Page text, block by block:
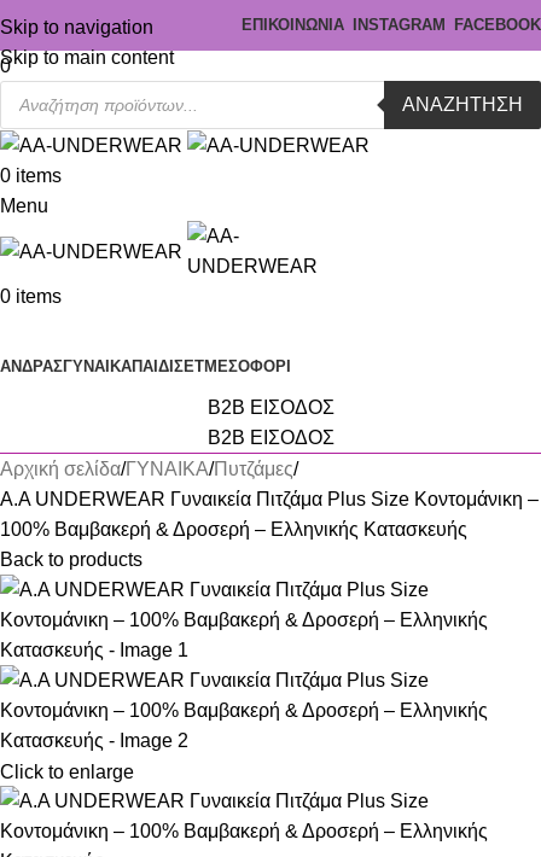
Skip to navigation
Skip to main content
ΕΠΙΚΟΙΝΩΝΙΑ INSTAGRAM FACEBOOK
0
ΑΝΑΖΉΤΗΣΗ
0 items
Menu
0 items
ΑΝΔΡΑΣΓΥΝΑΙΚΑΠΑΙΔΙ ΣΕΤΜΕΣΟΦΟΡΙ
B2B ΕΙΣΟΔΟΣ
B2B ΕΙΣΟΔΟΣ
Αρχική σελίδα ΓΥΝΑΙΚΑ Πυτζάμες
A.A UNDERWEAR Γυναικεία Πιτζάμα Plus Size Κοντομάνικη –
100% Βαμβακερή & Δροσερή – Ελληνικής Κατασκευής
Back to products
Click to enlarge